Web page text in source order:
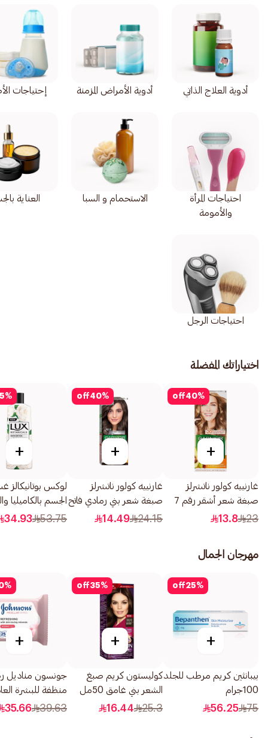
أدوية العلاج الذاتي أدوية الأمراض المزمنة إحتياجات
احتياجات المرأة
والأمومة
الاستحمام و السبا العناية
احتياجات الرجل
اختياراتك المفضلة
40%
off
+
غارنييه كولور ناتشرلز
صبغة شعر أشقر رقم 7
1قطعة
23
13.8
40%
off
+
غارنييه كولور ناتشرلز
صبغة شعر بني رمادي فاتح
1قطعة
24.15
14.49
%
+
لوكس بوتانيكالز
الجسم بالكاميليا
للتخلص من
53.75
34.93
مهرجان الجمال
25%
off
+
بيبانثين كريم مرطب للجلد
100جرام
75
56.25
35%
off
+
كوليستون كريم صبغ
الشعر بني غامق 50مل
25.3
16.44
%
+
جونسون مناديل
منظفة للبشرة
25منديل
39.63
35.66